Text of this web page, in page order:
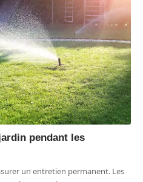
pendant les
un entretien permanent. Les